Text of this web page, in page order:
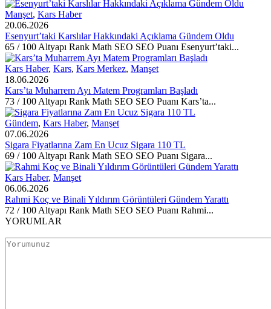
Manşet, Kars Haber
20.06.2026
Esenyurt’taki Karslılar Hakkındaki Açıklama Gündem Oldu
65 / 100 Altyapı Rank Math SEO SEO Puanı Esenyurt’taki...
Kars Haber, Kars, Kars Merkez, Manşet
18.06.2026
Kars’ta Muharrem Ayı Matem Programları Başladı
73 / 100 Altyapı Rank Math SEO SEO Puanı Kars’ta...
Gündem, Kars Haber, Manşet
07.06.2026
Sigara Fiyatlarına Zam En Ucuz Sigara 110 TL
69 / 100 Altyapı Rank Math SEO SEO Puanı Sigara...
Kars Haber, Manşet
06.06.2026
Rahmi Koç ve Binali Yıldırım Görüntüleri Gündem Yarattı
72 / 100 Altyapı Rank Math SEO SEO Puanı Rahmi...
YORUMLAR